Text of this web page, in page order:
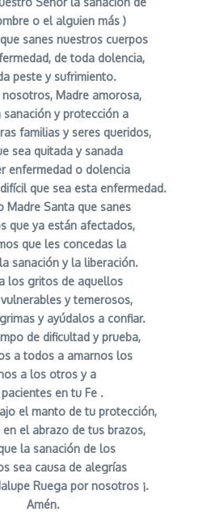
o el alguien más )
sanes nuestros cuerpos
de toda dolencia,
peste y sufrimiento.
nosotros, Madre amorosa,
sanación y protección a
familias y seres queridos,
sea quitada y sanada
enfermedad o dolencia
que sea esta enfermedad.
Madre Santa que sanes
que ya están afectados,
que les concedas la
sanación y la liberación.
los gritos de aquellos
y temerosos,
y ayúdalos a confiar.
de dificultad y prueba,
a todos a amarnos los
a los otros y a
en tu Fe .
el manto de tu protección,
el abrazo de tus brazos,
la sanación de los
sea causa de alegrías
Ruega por nosotros ¡.
Amén.